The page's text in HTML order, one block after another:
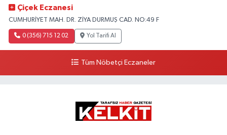
Çiçek Eczanesi
CUMHURİYET MAH. DR. ZİYA DURMUŞ CAD. NO:49 F
0 (356) 715 12 02 Yol Tarifi Al
Tüm Nöbetçi Eczaneler